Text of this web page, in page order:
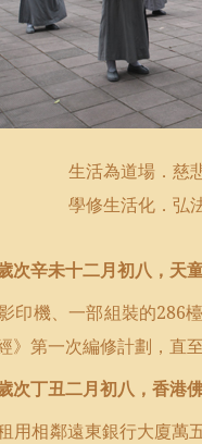
生活為道場．慈
學修生活化．弘
次辛未十二月初八，天
印機、一部組裝的286
》第一次編修計劃，直
次丁丑二月初八，香港
用相鄰遠東銀行大廈